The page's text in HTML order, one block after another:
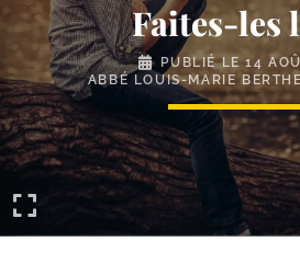
Faites-​les
PUBLIÉ LE14
ABBÉ LOUIS-MARIE